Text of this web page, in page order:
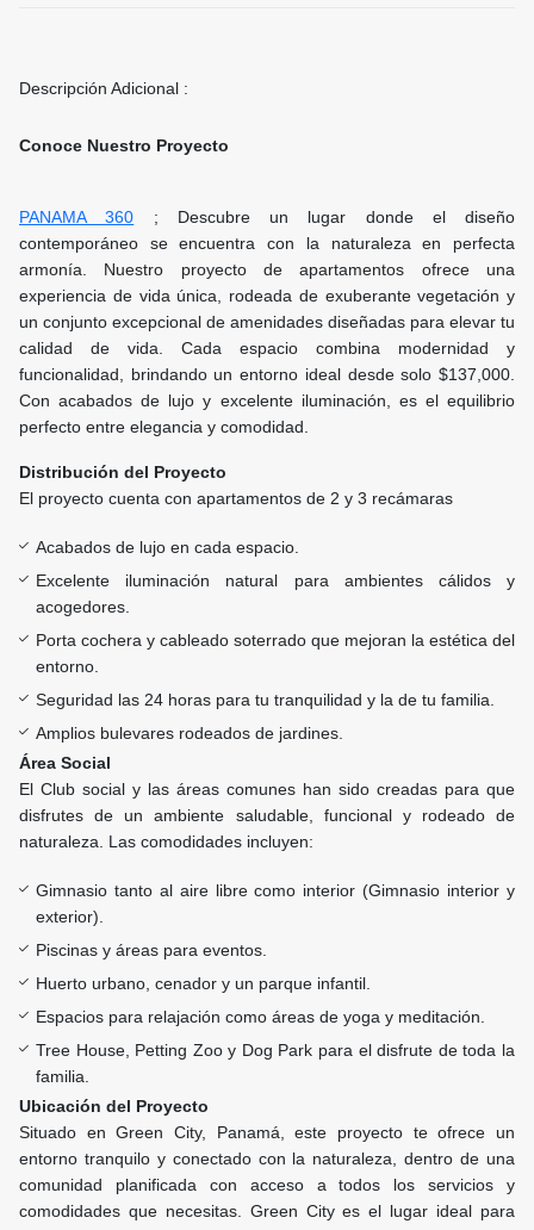
Descripción Adicional :
Conoce Nuestro Proyecto
PANAMA 360 ; Descubre un lugar donde el diseño
contemporáneo se encuentra con la naturaleza en perfecta
armonía. Nuestro proyecto de apartamentos ofrece una
experiencia de vida única, rodeada de exuberante vegetación y
un conjunto excepcional de amenidades diseñadas para elevar tu
calidad de vida. Cada espacio combina modernidad y
funcionalidad, brindando un entorno ideal desde solo $137,000.
Con acabados de lujo y excelente iluminación, es el equilibrio
perfecto entre elegancia y comodidad.
Distribución del Proyecto
El proyecto cuenta con apartamentos de 2 y 3 recámaras
Acabados de lujo en cada espacio.
Excelente iluminación natural para ambientes cálidos y
acogedores.
Porta cochera y cableado soterrado que mejoran la estética del
entorno.
Seguridad las 24 horas para tu tranquilidad y la de tu familia.
Amplios bulevares rodeados de jardines.
Área Social
El Club social y las áreas comunes han sido creadas para que
disfrutes de un ambiente saludable, funcional y rodeado de
naturaleza. Las comodidades incluyen:
Gimnasio tanto al aire libre como interior (Gimnasio interior y
exterior).
Piscinas y áreas para eventos.
Huerto urbano, cenador y un parque infantil.
Espacios para relajación como áreas de yoga y meditación.
Tree House, Petting Zoo y Dog Park para el disfrute de toda la
familia.
Ubicación del Proyecto
Situado en Green City, Panamá, este proyecto te ofrece un
entorno tranquilo y conectado con la naturaleza, dentro de una
comunidad planificada con acceso a todos los servicios y
comodidades que necesitas. Green City es el lugar ideal para